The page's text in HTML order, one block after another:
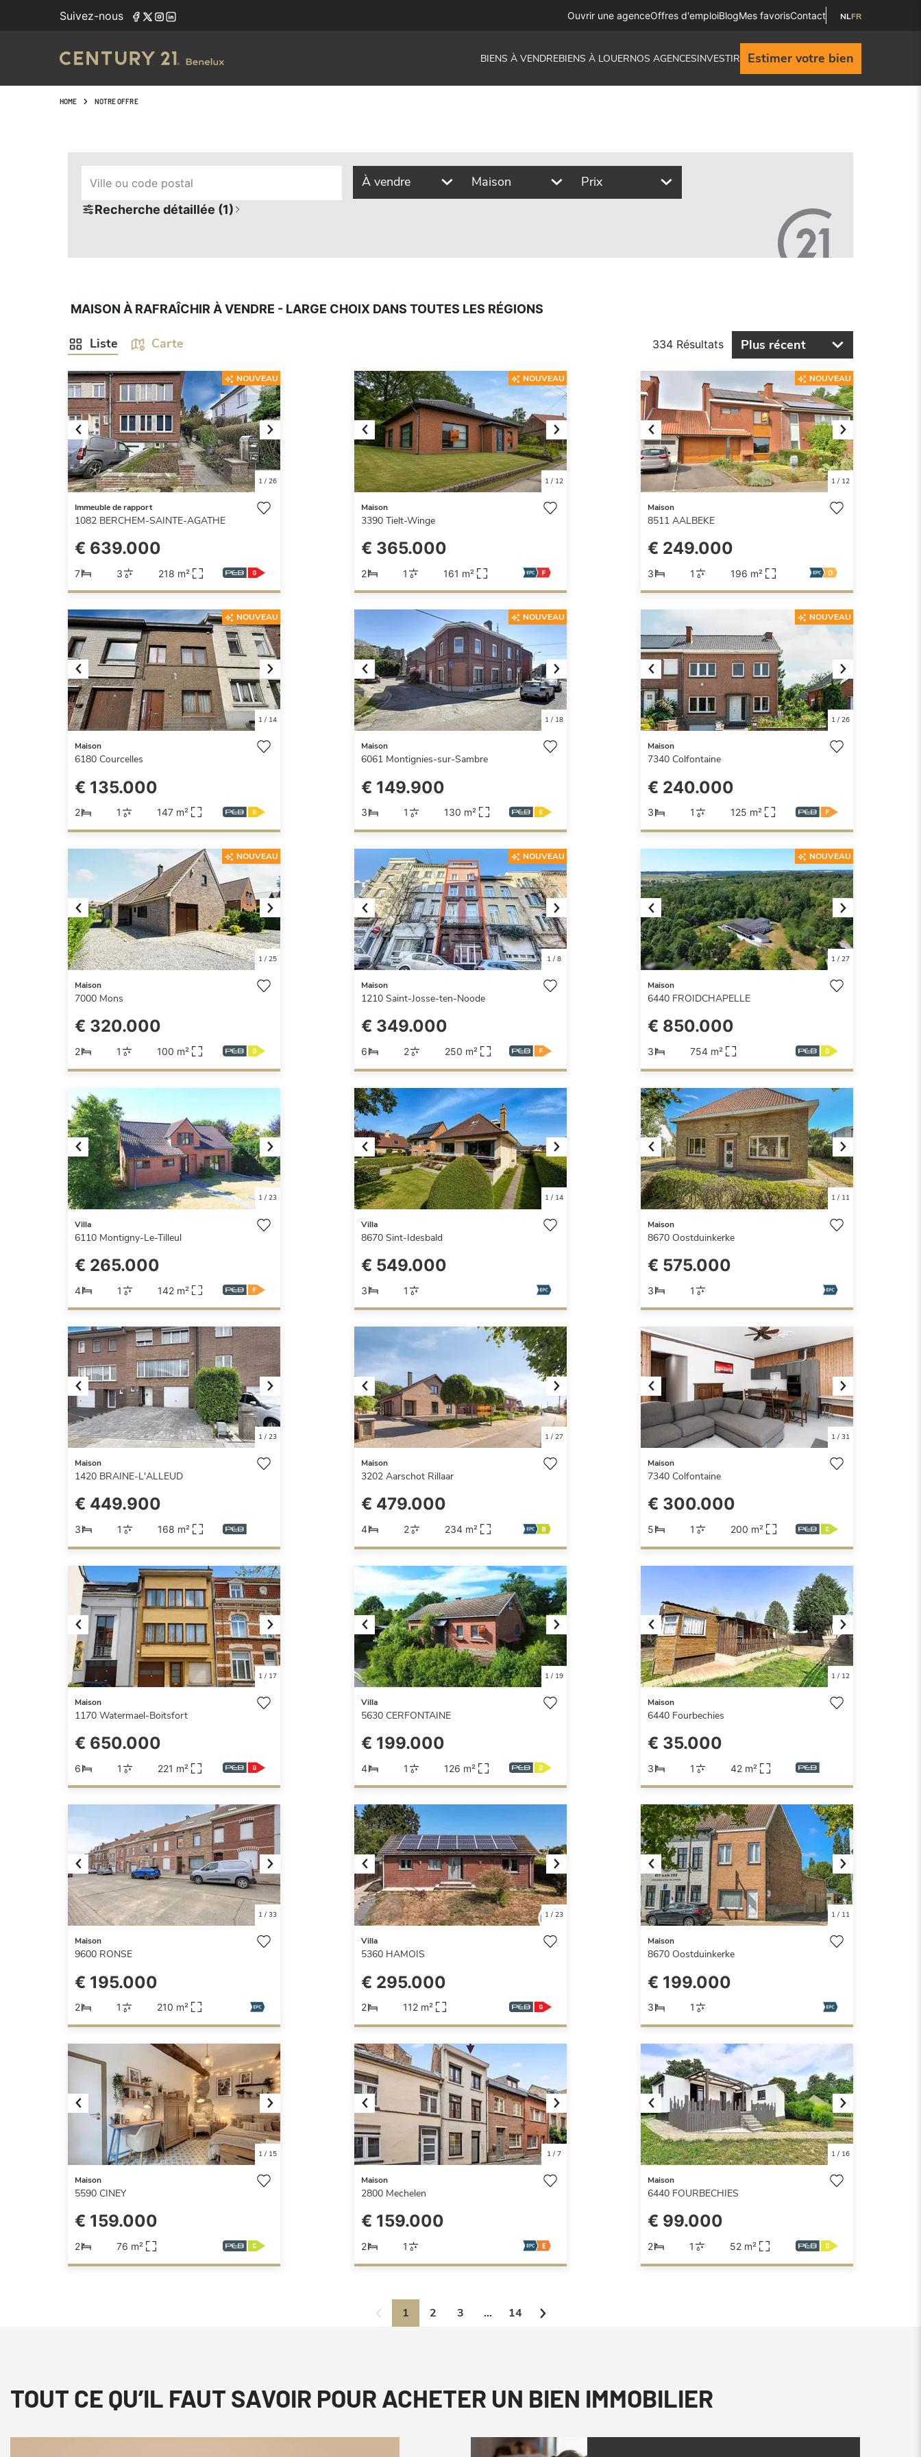
Suivez-nous Ouvrir une agenceOffres d'emploiBlogMes favorisContact NLFR
BIENS À VENDREBIENS À LOUERNOS AGENCESINVESTIR Estimer votre bien
HOME NOTRE OFFRE
Ville ou code postal À vendre Maison Prix
Recherche détaillée (1)
MAISON À RAFRAÎCHIR À VENDRE - LARGE CHOIX DANS TOUTES LES RÉGIONS
Liste Carte 334 Résultats Plus récent
Previous Next
1/ 26
NOUVEAU
Immeuble de rapport
1082 BERCHEM-SAINTE-AGATHE
€ 639.000
7 3 218 m²
Previous Next
1/ 12
NOUVEAU
Maison
3390 Tielt-Winge
€ 365.000
2 1 161 m²
Previous Next
1/ 12
NOUVEAU
Maison
8511 AALBEKE
€ 249.000
3 1 196 m²
Previous Next
1/ 14
NOUVEAU
Maison
6180 Courcelles
€ 135.000
2 1 147 m²
Previous Next
1/ 18
NOUVEAU
Maison
6061 Montignies-sur-Sambre
€ 149.900
3 1 130 m²
Previous Next
1/ 26
NOUVEAU
Maison
7340 Colfontaine
€ 240.000
3 1 125 m²
Previous Next
1/ 25
NOUVEAU
Maison
7000 Mons
€ 320.000
2 1 100 m²
Previous Next
1/ 8
NOUVEAU
Maison
1210 Saint-Josse-ten-Noode
€ 349.000
6 2 250 m²
Previous Next
1/ 27
NOUVEAU
Maison
6440 FROIDCHAPELLE
€ 850.000
3 754 m²
Previous Next
1/ 23
Villa
6110 Montigny-Le-Tilleul
€ 265.000
4 1 142 m²
Previous Next
1/ 14
Villa
8670 Sint-Idesbald
€ 549.000
3 1
Previous Next
1/ 11
Maison
8670 Oostduinkerke
€ 575.000
3 1
Previous Next
1/ 23
Maison
1420 BRAINE-L'ALLEUD
€ 449.900
3 1 168 m²
Previous Next
1/ 27
Maison
3202 Aarschot Rillaar
€ 479.000
4 2 234 m²
Previous Next
1/ 31
Maison
7340 Colfontaine
€ 300.000
5 1 200 m²
Previous Next
1/ 17
Maison
1170 Watermael-Boitsfort
€ 650.000
6 1 221 m²
Previous Next
1/ 19
Villa
5630 CERFONTAINE
€ 199.000
4 1 126 m²
Previous Next
1/ 12
Maison
6440 Fourbechies
€ 35.000
3 1 42 m²
Previous Next
1/ 33
Maison
9600 RONSE
€ 195.000
2 1 210 m²
Previous Next
1/ 23
Villa
5360 HAMOIS
€ 295.000
2 112 m²
Previous Next
1/ 11
Maison
8670 Oostduinkerke
€ 199.000
3 1
Previous Next
1/ 15
Maison
5590 CINEY
€ 159.000
2 76 m²
Previous Next
1/ 7
Maison
2800 Mechelen
€ 159.000
2 1
Previous Next
1/ 16
Maison
6440 FOURBECHIES
€ 99.000
2 1 52 m²
1 2 3 ... 14
TOUT CE QU’IL FAUT SAVOIR POUR ACHETER UN BIEN IMMOBILIER
Navigated to Maison à rafraîchir à vendre - large choix dans toutes les régions